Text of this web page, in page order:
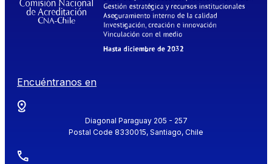
Encuéntranos en
Diagonal Paraguay 205 - 257
Postal Code 8330015, Santiago, Chile